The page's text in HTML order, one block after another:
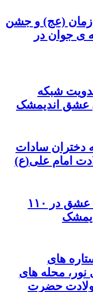
زمان (عج) و جشن
ی جوان در
شبکه
عشق اندیمشک
دختران سادات
امام علی(ع)
ایجاد ۱۱۰ شعبه نغمه های عشق در ۱۱۰
های
محله های
ولادت حضرت